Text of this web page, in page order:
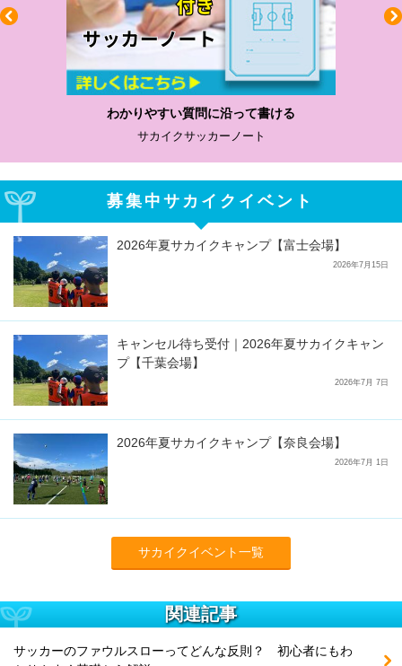
わかりやすい質問に沿って書ける
サカイクサッカーノート
募集中サカイクイベント
2026年夏サカイクキャンプ【富士会場】
2026年7月15日
キャンセル待ち受付｜2026年夏サカイクキャン
プ【千葉会場】
2026年7月 7日
2026年夏サカイクキャンプ【奈良会場】
2026年7月 1日
サカイクイベント一覧
関連記事
サッカーのファウルスローってどんな反則？ 初心者にもわ